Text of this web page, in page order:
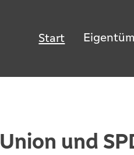
Start
Union und